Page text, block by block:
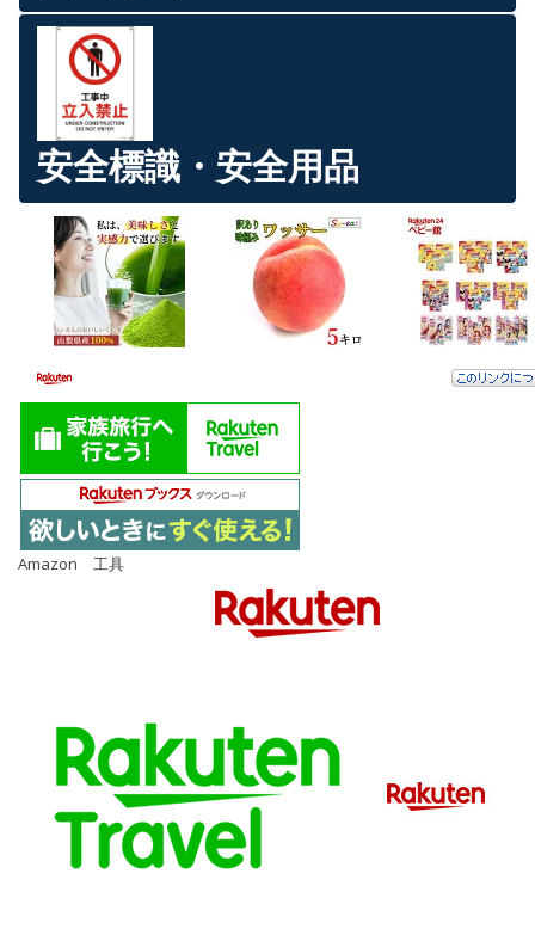
安全標識・安全用品
Amazon 工具